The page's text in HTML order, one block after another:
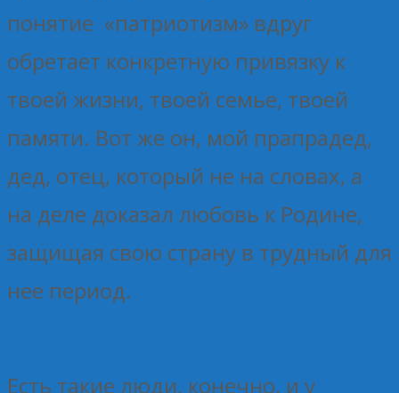
понятие «патриотизм» вдруг
обретает конкретную привязку к
твоей жизни, твоей семье, твоей
памяти. Вот же он, мой прапрадед,
дед, отец, который не на словах, а
на деле доказал любовь к Родине,
защищая свою страну в трудный для
нее период.
Есть такие люди, конечно, и у